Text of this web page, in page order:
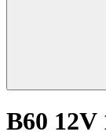
B60 12V